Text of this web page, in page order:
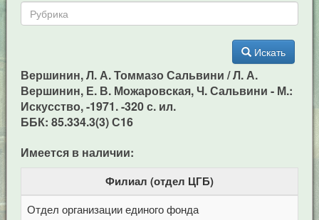
Искать
Вершинин, Л. А. Томмазо Сальвини / Л. А.
Вершинин, Е. В. Можаровская, Ч. Сальвини - М.:
Искусство, -1971. -320 с. ил.
ББК: 85.334.3(3) С16
Имеется в наличии:
Филиал (отдел ЦГБ)
Отдел организации единого фонда